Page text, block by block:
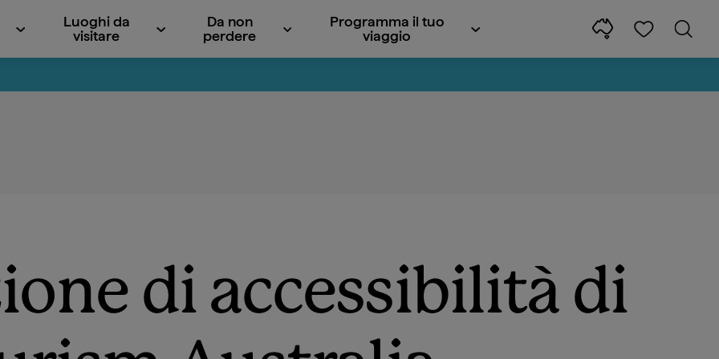
Luoghi da
visitare
Da non
perdere
Programma il tuo
viaggio
di accessibilità di